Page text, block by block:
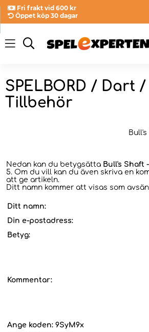
Fri frakt vid 600 kr
Öppet köp 30 dagar
SPELBORD / Dart /
Tillbehör
Nedan kan du betygsätta Bull's Shaft
5. Om du vill kan du även skriva en
att ge artikeln.
Ditt namn kommer att visas som
Ditt namn:
Din e-postadress:
Betyg:
Kommentar:
Ange koden: 9SyM9x